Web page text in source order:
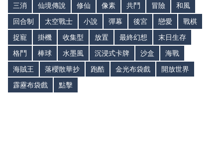
三消
仙境傳說 修仙 像素 共鬥 冒險
和風
回合制
太空戰士 小說 彈幕 後宮 戀愛
戰棋
捉寵
掛機 收集型 放置 最終幻想
末日生存
格鬥
棒球 水墨風 沉浸式卡牌 沙盒
海戰
海賊王
落櫻散華抄 跑酷 金光布袋戲
開放世界
霹靂布袋戲
點擊